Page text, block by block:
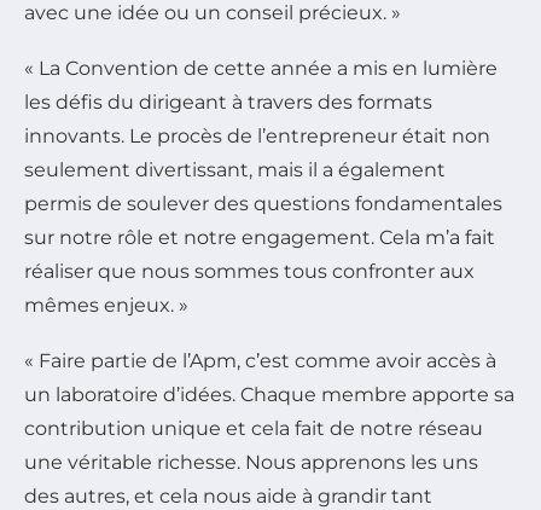
avec une idée ou un conseil précieux. »
« La Convention de cette année a mis en lumière
les défis du dirigeant à travers des formats
innovants. Le procès de l’entrepreneur était non
seulement divertissant, mais il a également
permis de soulever des questions fondamentales
sur notre rôle et notre engagement. Cela m’a fait
réaliser que nous sommes tous confronter aux
mêmes enjeux. »
« Faire partie de l’Apm, c’est comme avoir accès à
un laboratoire d’idées. Chaque membre apporte sa
contribution unique et cela fait de notre réseau
une véritable richesse. Nous apprenons les uns
des autres, et cela nous aide à grandir tant